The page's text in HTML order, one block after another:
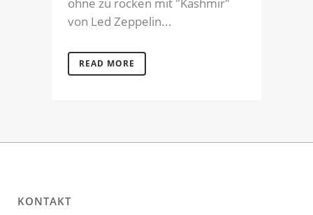
von Led Zeppelin...
READ MORE
KONTAKT